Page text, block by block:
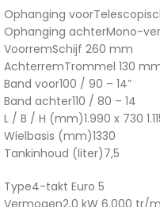
Ophanging voor
Ophanging achterMono-
VoorremSchijf 260 mm
AchterremTrommel 130
Band voor100 / 90 – 14”
Band achter110 / 80 – 14
L / B / H (mm)1.990 x 730
Wielbasis (mm)1330
Tankinhoud (liter)7,5
Type4-takt Euro 5